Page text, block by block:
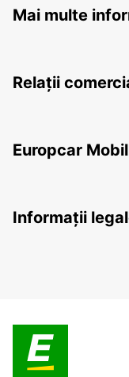
Mai multe
Relații
Europcar
Informații